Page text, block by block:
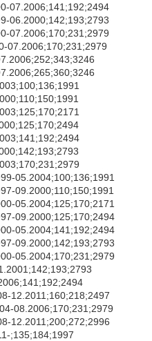
07.2006;141;192;2494
06.2000;142;193;2793
07.2006;170;231;2979
07.2006;170;231;2979
05.2004;100;136;1991
09.2000;110;150;1991
05.2004;125;170;2171
09.2000;125;170;2494
05.2004;141;192;2494
09.2000;142;193;2793
05.2004;170;231;2979
12.2011;160;218;2497
08.2006;170;231;2979
12.2011;200;272;2996
;135;184;1997